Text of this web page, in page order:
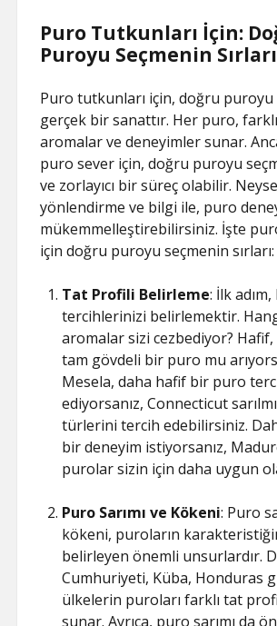
Puro Tutkunları İçin:
Puroyu Seçmenin Sırları
Puro tutkunları için, doğru puroyu
gerçek bir sanattır. Her puro,
aromalar ve deneyimler sunar.
puro sever için, doğru puroyu
ve zorlayıcı bir süreç olabilir.
yönlendirme ve bilgi ile, puro
mükemmelleştirebilirsiniz. İşte
için doğru puroyu seçmenin sırları:
Tat Profili Belirleme: İlk
tercihlerinizi belirlemektir.
aromalar sizi cezbediyor?
tam gövdeli bir puro mu
Mesela, daha hafif bir puro
ediyorsanız, Connecticut
türlerini tercih edebilirsiniz.
bir deneyim istiyorsanız,
purolar sizin için daha uygun
Puro Sarımı ve Kökeni: Puro
kökeni, puroların
belirleyen önemli unsurlardır.
Cumhuriyeti, Küba, Honduras
ülkelerin puroları farklı tat
sunar. Ayrıca, puro sarımı da